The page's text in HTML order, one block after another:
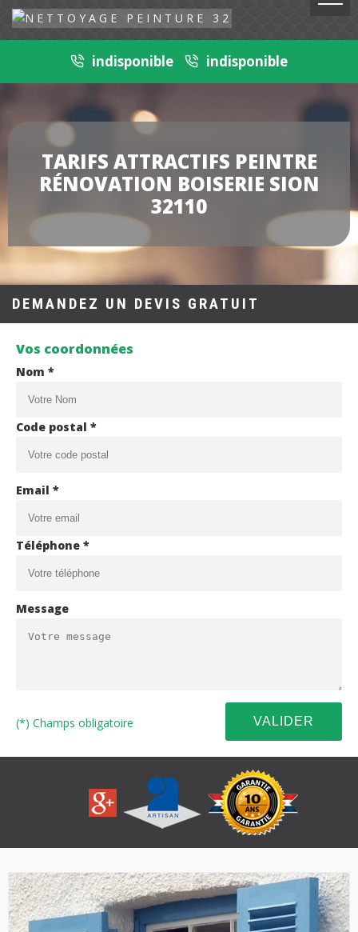
indisponible indisponible
TARIFS ATTRACTIFS PEINTRE
RÉNOVATION BOISERIE SION
32110
DEMANDEZ UN DEVIS GRATUIT
Vos coordonnées
Nom *
Code postal *
Email *
Téléphone *
Message
(*) Champs obligatoire